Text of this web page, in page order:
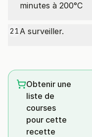
minutes à 200°C
21A surveiller.
Obtenir une
liste de
courses
pour cette
recette